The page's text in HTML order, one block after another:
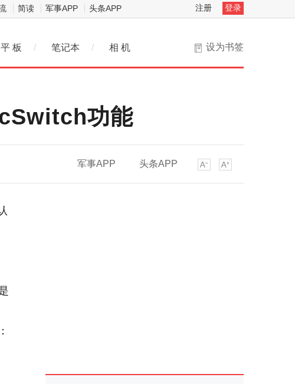
简读 军事APP 头条APP 注册 登录
设为书签
平 板 / 笔记本 / 相 机
功能
军事APP 头条APP